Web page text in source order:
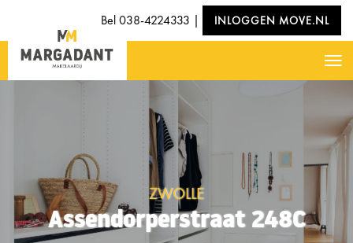
Bel038-4224333 | INLOGGEN MOVE.NL
Assendorperstraat 248C
ZWOLLE